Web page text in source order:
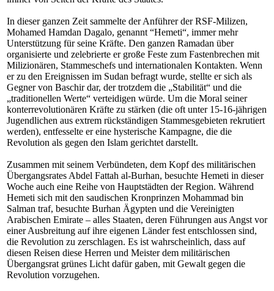
In dieser ganzen Zeit sammelte der Anführer der RSF-Milizen,
Mohamed Hamdan Dagalo, genannt “Hemeti“, immer mehr
Unterstützung für seine Kräfte. Den ganzen Ramadan über
organisierte und zelebrierte er große Feste zum Fastenbrechen mit
Milizionären, Stammeschefs und internationalen Kontakten. Wenn
er zu den Ereignissen im Sudan befragt wurde, stellte er sich als
Gegner von Baschir dar, der trotzdem die „Stabilität“ und die
„traditionellen Werte“ verteidigen würde. Um die Moral seiner
konterrevolutionären Kräfte zu stärken (die oft unter 15-16-jährigen
Jugendlichen aus extrem rückständigen Stammesgebieten rekrutiert
werden), entfesselte er eine hysterische Kampagne, die die
Revolution als gegen den Islam gerichtet darstellt.
Zusammen mit seinem Verbündeten, dem Kopf des militärischen
Übergangsrates Abdel Fattah al-Burhan, besuchte Hemeti in dieser
Woche auch eine Reihe von Hauptstädten der Region. Während
Hemeti sich mit den saudischen Kronprinzen Mohammad bin
Salman traf, besuchte Burhan Ägypten und die Vereinigten
Arabischen Emirate – alles Staaten, deren Führungen aus Angst vor
einer Ausbreitung auf ihre eigenen Länder fest entschlossen sind,
die Revolution zu zerschlagen. Es ist wahrscheinlich, dass auf
diesen Reisen diese Herren und Meister dem militärischen
Übergangsrat grünes Licht dafür gaben, mit Gewalt gegen die
Revolution vorzugehen.